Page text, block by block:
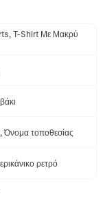
T-Shirt Με Μακρύ
Όνομα τοποθεσίας
ρετρό